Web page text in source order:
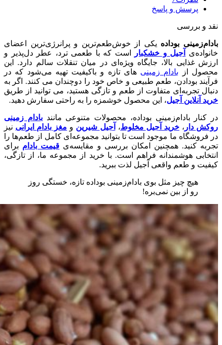
پرسش و پاسخ
نقد و بررسی
بادام‌زمینی بوداده یکی از خوش‌طعم‌ترین و پرانرژی‌ترین اعضای
خانواده‌ی
آجیل و خشکبار
است که با طعمی ترد، عطر دل‌پذیر و
ارزش غذایی بالا، جایگاه ویژه‌ای در میان تنقلات سالم دارد. این
محصول از بادام‌ زمینی‌ های تازه و باکیفیت تهیه می‌شود که در
فرآیند بودادن، طعم طبیعی و خاص خود را دوچندان می‌ کنند. اگر به
دنبال تجربه‌ای متفاوت از طعم و تازگی هستید، می‌ توانید از طریق
خرید آنلاین آجیل، این محصول خوشمزه را به‌ راحتی سفارش دهید.
در کنار بادام‌زمینی بوداده، محصولات متنوعی مانندبادام‌ زمینی
روکش‌ دار ،خرید آجیل مخلوط، آجیل شیرین و مغز بادام ایرانی نیز
در فروشگاه ما موجود است تا بتوانید مجموعه‌ای کامل از طعم‌ها را
تجربه کنید. همچنین امکان بررسی و مقایسه‌ی قیمت بادام برای
انتخابی هوشمندانه فراهم است. با خرید از مجموعه ما، از تازگی،
کیفیت و طعم واقعی آجیل لذت ببرید.
هیچ چیز مثل بوی بادام‌زمینی بوداده تازه، خستگی روز
رو از بین نمی‌بره!